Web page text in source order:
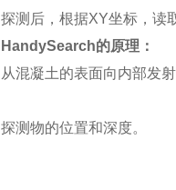
探测后，根据XY坐标，读
HandySearch的原理：
从混凝土的表面向内部发
探测物的位置和深度。